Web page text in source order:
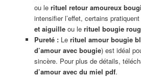
ou le rituel retour amoureux
intensifier l’effet, certains
et aiguilleou le rituel bougie
Pureté :Le rituel amour bougie
d’amour avec bougie) est idéal
sincère. Pour plus de détails,
d’amour avec du miel pdf.